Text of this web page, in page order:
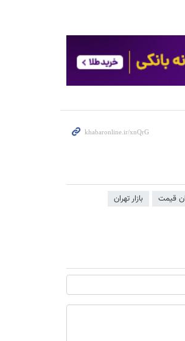
قیمت
بازار تهران